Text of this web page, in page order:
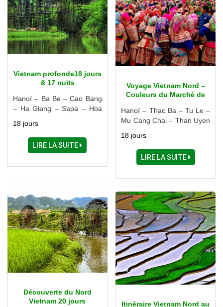
Vietnam profonde18 jours
& 17 nuits
Hanoï – Ba Be – Cao Bang
– Ha Giang – Sapa – Hoa
18 jours
LIRE LA SUITE
Voyage Vietnam Nord –
Couleurs du Marché de
fois par an)
Hanoï – Thac Ba – Tu Le –
Mu Cang Chai – Than Uyen
– Ninh Binh - Halong
18 jours
LIRE LA SUITE
Découverte du Nord
Vietnam 20 jours
Itinéraire Vietnam Nord au